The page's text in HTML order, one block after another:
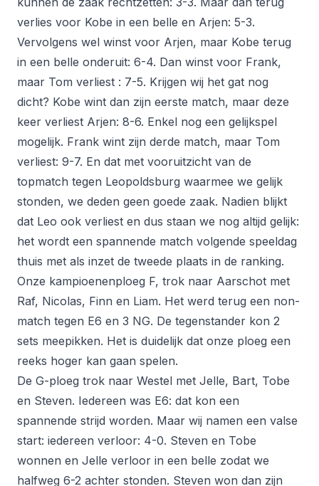
verlies voor Kobe in een belle en Arjen: 5-3.
Vervolgens wel winst voor Arjen, maar Kobe terug
in een belle onderuit: 6-4. Dan winst voor Frank,
maar Tom verliest : 7-5. Krijgen wij het gat nog
dicht? Kobe wint dan zijn eerste match, maar deze
keer verliest Arjen: 8-6. Enkel nog een gelijkspel
mogelijk. Frank wint zijn derde match, maar Tom
verliest: 9-7. En dat met vooruitzicht van de
topmatch tegen Leopoldsburg waarmee we gelijk
stonden, we deden geen goede zaak. Nadien blijkt
dat Leo ook verliest en dus staan we nog altijd gelijk:
het wordt een spannende match volgende speeldag
thuis met als inzet de tweede plaats in de ranking.
Onze kampioenenploeg F, trok naar Aarschot met
Raf, Nicolas, Finn en Liam. Het werd terug een non-
match tegen E6 en 3 NG. De tegenstander kon 2
sets meepikken. Het is duidelijk dat onze ploeg een
reeks hoger kan gaan spelen.
De G-ploeg trok naar Westel met Jelle, Bart, Tobe
en Steven. Iedereen was E6: dat kon een
spannende strijd worden. Maar wij namen een valse
start: iedereen verloor: 4-0. Steven en Tobe
wonnen en Jelle verloor in een belle zodat we
halfweg 6-2 achter stonden. Steven won dan zijn